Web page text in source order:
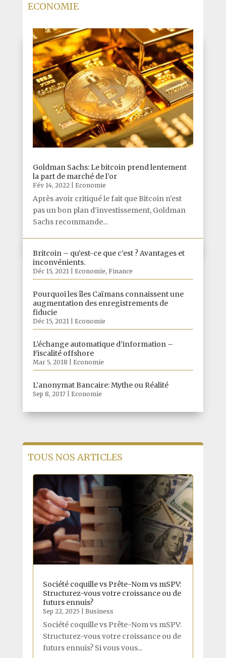
ECONOMIE
Goldman Sachs: Le bitcoin prend lentement
la part de marché de l’or
Fév 14, 2022| Economie
Après avoir critiqué le fait que Bitcoin n'est
pas un bon plan d'investissement, Goldman
Sachs recommande...
Britcoin – qu’est-ce que c’est ? Avantages et
inconvénients.
Déc 15, 2021 Economie, Finance
Pourquoi les îles Caïmans connaissent une
augmentation des enregistrements de
fiducie
Déc 15, 2021 Economie
L’échange automatique d’information –
Fiscalité offshore
Mar 5, 2018 Economie
L’anonymat Bancaire: Mythe ou Réalité
Sep 8, 2017| Economie
TOUS NOS ARTICLES
Société coquille vs Prête-Nom vs mSPV:
Structurez-vous votre croissance ou de
futurs ennuis?
Sep 22, 2025 Business
Société coquille vs Prête-Nom vs mSPV:
Structurez-vous votre croissance ou de
futurs ennuis? Si vous vous...